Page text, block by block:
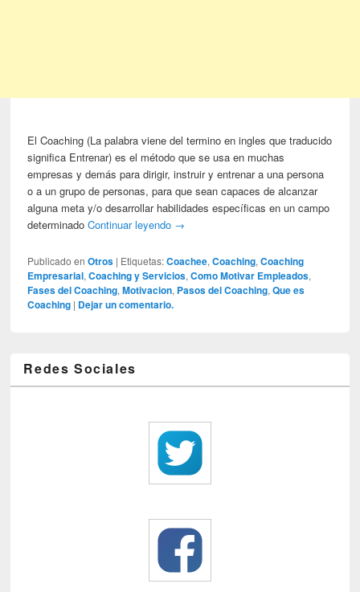
El Coaching (La palabra viene del termino en ingles que traducido
significa Entrenar) es el método que se usa en muchas
empresas y demás para dirigir, instruir y entrenar a una persona
o a un grupo de personas, para que sean capaces de alcanzar
alguna meta y/o desarrollar habilidades específicas en un campo
determinadoContinuar leyendo →
Publicado en Otros | Etiquetas: Coachee,Coaching,Coaching
Empresarial,Coaching y Servicios,Como Motivar Empleados,
Fases del Coaching,Motivacion, Pasos del Coaching,Que es
Coaching | Dejar un comentario.
Redes Sociales